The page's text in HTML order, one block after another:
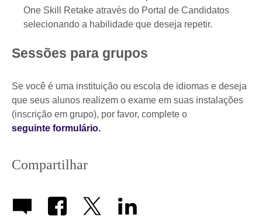
One Skill Retake através do Portal de Candidatos
selecionando a habilidade que deseja repetir.
Sessões para grupos
Se você é uma instituição ou escola de idiomas e deseja
que seus alunos realizem o exame em suas instalações
(inscrição em grupo), por favor, complete o
seguinte formulário.
Compartilhar